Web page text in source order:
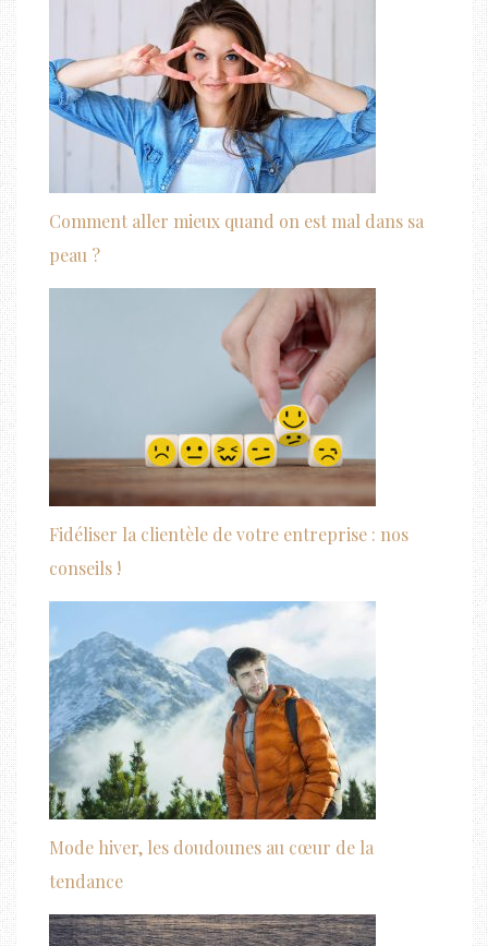
Comment aller mieux quand on est mal dans sa
peau ?
Fidéliser la clientèle de votre entreprise : nos
conseils !
Mode hiver, les doudounes au cœur de la
tendance